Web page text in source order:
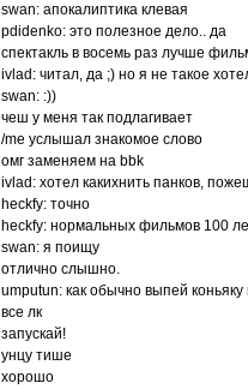
swan: апокалиптика клевая
pdidenko: это полезное дело.. да
спектакль в восемь раз лучше
ivlad: читал, да ;) но я не такое
swan: :))
чеш у меня так подлагивает
/me услышал знакомое слово
омг заменяем на bbk
ivlad: хотел какихнить панков,
heckfy: точно
heckfy: нормальных фильмов 100
swan: я поищу
отлично слышно.
umputun: как обычно выпей
все лк
запускай!
унцу тише
хорошо